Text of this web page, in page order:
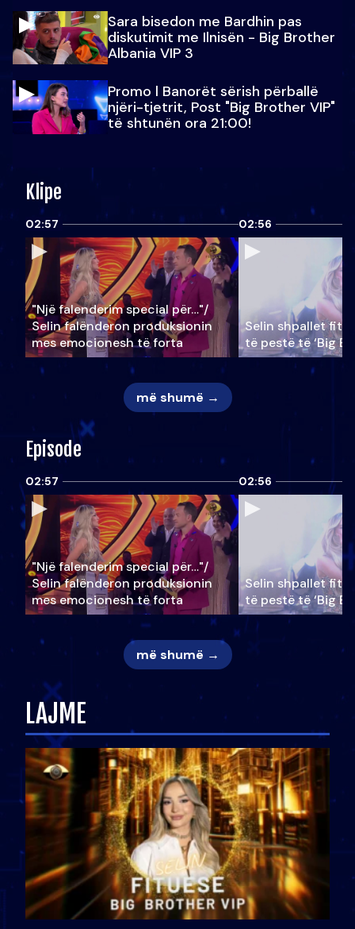
Sara bisedon me Bardhin pas
diskutimit me Ilnisën - Big Brother
Albania VIP 3
Promo l Banorët sërish përballë
njëri-tjetrit, Post "Big Brother VIP"
të shtunën ora 21:00!
Klipe
02:57
"Një falenderim special për…"/
Selin falënderon produksionin
mes emocionesh të forta
02:56
Selin shpallet
të pestë të ‘Big
më shumë →
Episode
02:57
"Një falenderim special për…"/
Selin falënderon produksionin
mes emocionesh të forta
02:56
Selin shpallet
të pestë të ‘Big
më shumë →
LAJME